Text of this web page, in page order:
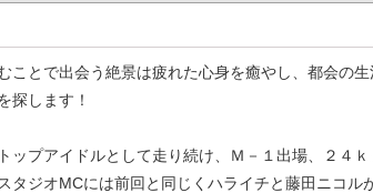
とで出会う絶景は疲れた心身を癒やし、都会の
探します！
ップアイドルとして走り続け、Ｍ－１出場、２４
ジオMCには前回と同じくハライチと藤田ニコル